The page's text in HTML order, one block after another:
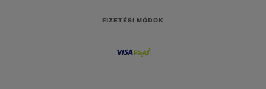
FIZETÉSI MÓDOK